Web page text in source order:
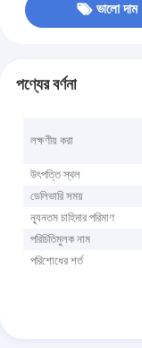
ভালো দাম
পণ্যের বর্ণনা
লক্ষণীয় করা
উৎপত্তি স্থল
ডেলিভারি সময়
ন্যূনতম চাহিদার পরিমাণ
পরিচিতিমুলক নাম
পরিশোধের শর্ত